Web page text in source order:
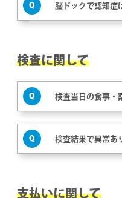
Q 脳ドックで認知症
検査に関して
Q 検査当日の食事・
Q 検査結果で異常あ
支払いに関して